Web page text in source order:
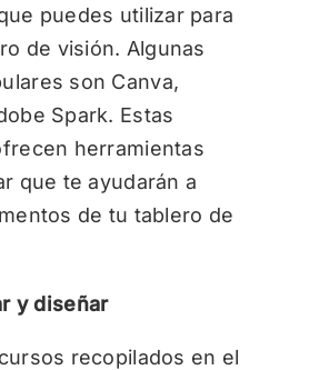
puedes utilizar para
de visión. Algunas
son Canva,
Spark. Estas
herramientas
que te ayudarán a
de tu tablero de
y diseñar
recopilados en el